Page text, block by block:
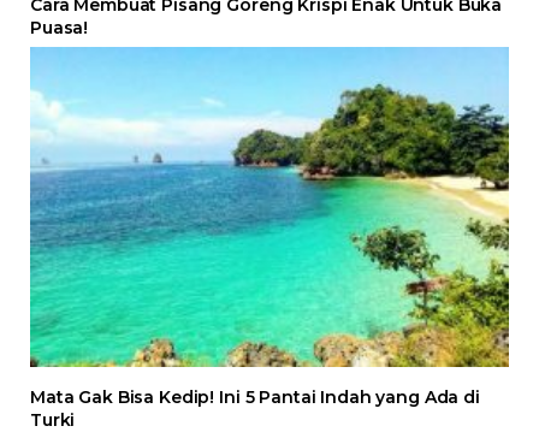
Cara Membuat Pisang Goreng Krispi Enak Untuk Buka
Puasa!
Mata Gak Bisa Kedip! Ini 5 Pantai Indah yang Ada di
Turki